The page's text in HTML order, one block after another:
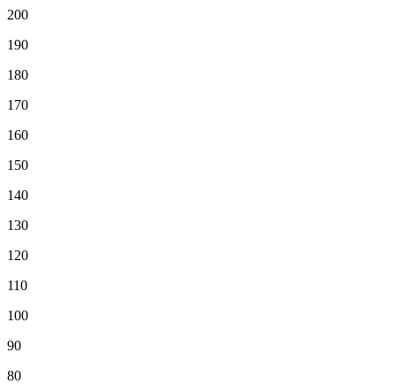
200
190
180
170
160
150
140
130
120
110
100
90
80